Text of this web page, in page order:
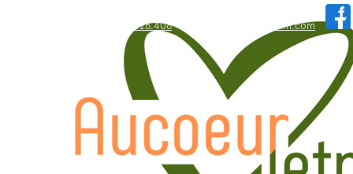
WhatsApp: +84.909.426.406 hallo@aucoeurvietnam.com